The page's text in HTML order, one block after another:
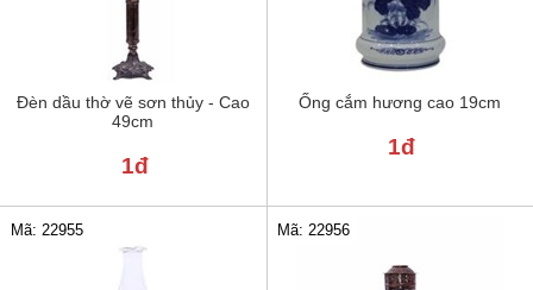
Đèn dầu thờ vẽ sơn thủy - Cao
49cm
1đ
Ống cắm hương cao 19cm
1đ
Mã: 22955 Mã: 22956